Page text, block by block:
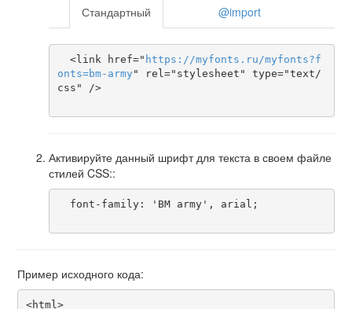
Стандартный @import
  <link href="
https ://myfonts . ru /myfonts?f
onts=bm-army " rel="stylesheet" type="text/
css" />
Активируйте данный шрифт для текста в своем файле
стилей CSS::
Пример исходного кода:
<html>